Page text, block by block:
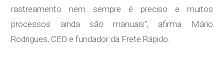
rastreamento nem sempre é preciso e muitos
processos ainda são manuais”, afirma Mário
Rodrigues, CEO e fundador da Frete Rápido.